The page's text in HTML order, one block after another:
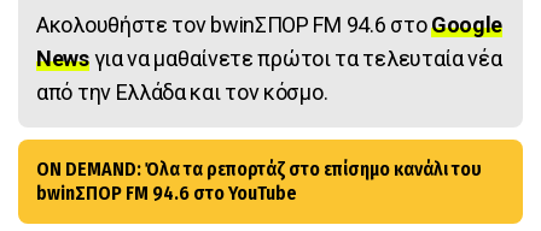
Ακολουθήστε τον bwinΣΠΟΡ FM 94.6 στοGoogle
Newsγια να μαθαίνετε πρώτοι τα τελευταία νέα
από την Ελλάδα και τον κόσμο.
ON DEMAND: Όλα τα ρεπορτάζ στο επίσημο κανάλι του
bwinΣΠΟΡ FM 94.6 στο YouTube